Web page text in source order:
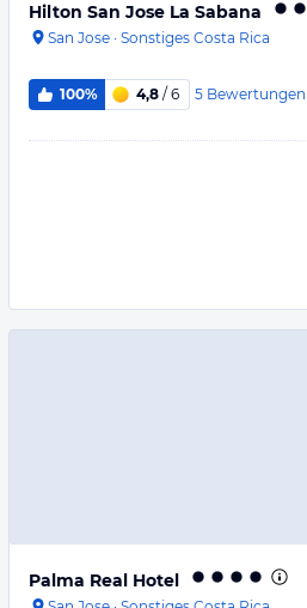
Hilton San Jose La Sabana
San Jose · Sonstiges Costa Rica
100% 4,8 / 6 5 Bewertungen
Palma Real Hotel